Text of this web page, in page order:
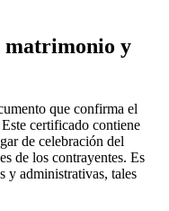
matrimonio y
que confirma el
certificado contiene
de celebración del
de los contrayentes. Es
y administrativas, tales